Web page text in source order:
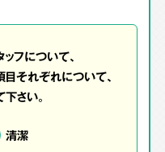
フについて、
目それぞれについて、
さい。
清潔